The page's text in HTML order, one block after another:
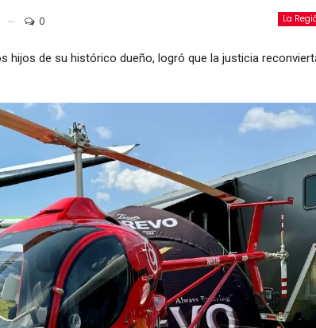
La
0
hijos de su histórico dueño, logró que la justicia